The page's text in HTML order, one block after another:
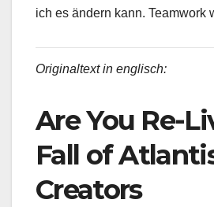
ich es ändern kann. Teamwork
Originaltext in englisch:
Are You Re-
Fall of
Creators